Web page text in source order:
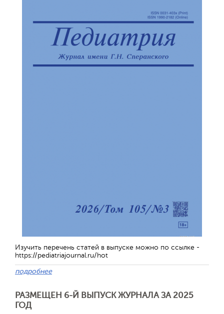
Изучить перечень статей в выпуске можно по ссылке -
https://pediatriajournal.ru/hot
подробнее
РАЗМЕЩЕН 6-Й ВЫПУСК ЖУРНАЛА ЗА 2025
ГОД